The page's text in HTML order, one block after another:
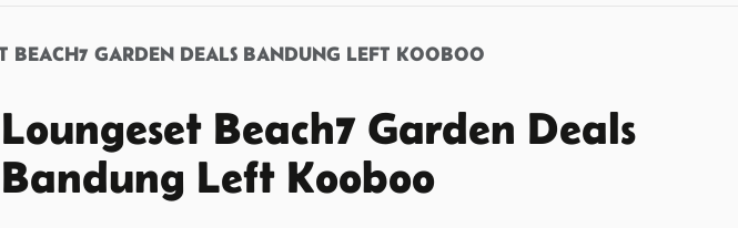
BEACH7 GARDEN DEALS BANDUNG LEFT KOOBOO
Loungeset Beach7 Garden Deals
Bandung Left Kooboo